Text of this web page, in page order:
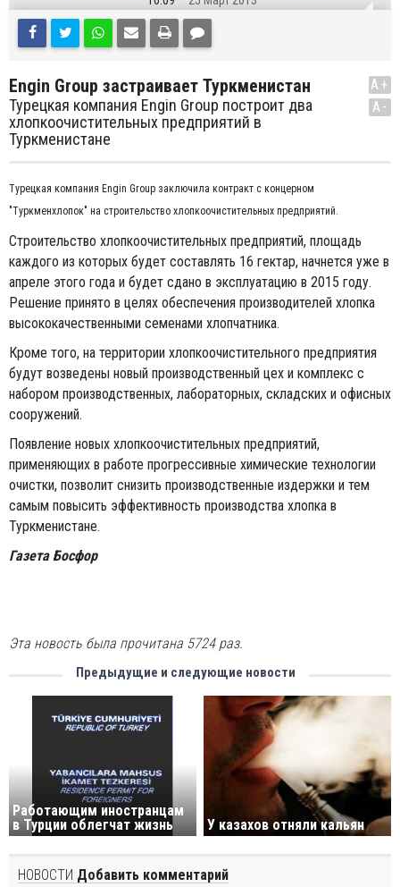
Engin Group застраивает Туркменистан
Турецкая компания Engin Group построит два
хлопкоочистительных предприятий в
Туркменистане
A+
A-
Турецкая компания Engin Group заключила контракт с концерном
"Туркменхлопок" на строительство хлопкоочистительных предприятий.
Строительство хлопкоочистительных предприятий, площадь
каждого из которых будет составлять 16 гектар, начнется уже в
апреле этого года и будет сдано в эксплуатацию в 2015 году.
Решение принято в целях обеспечения производителей хлопка
высококачественными семенами хлопчатника.
Кроме того, на территории хлопкоочистительного предприятия
будут возведены новый производственный цех и комплекс с
набором производственных, лабораторных, складских и офисных
сооружений.
Появление новых хлопкоочистительных предприятий,
применяющих в работе прогрессивные химические технологии
очистки, позволит снизить производственные издержки и тем
самым повысить эффективность производства хлопка в
Туркменистане.
Газета Босфор
Эта новость была прочитана 5724 раз.
Предыдущие и следующие новости
Работающим иностранцам
в Турции облегчат жизнь
У казахов отняли кальян
НОВОСТИ Добавить комментарий